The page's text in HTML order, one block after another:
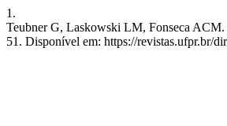
1.
Teubner G, Laskowski LM, Fonseca ACM.
51. Disponível em: https://revistas.ufpr.br/